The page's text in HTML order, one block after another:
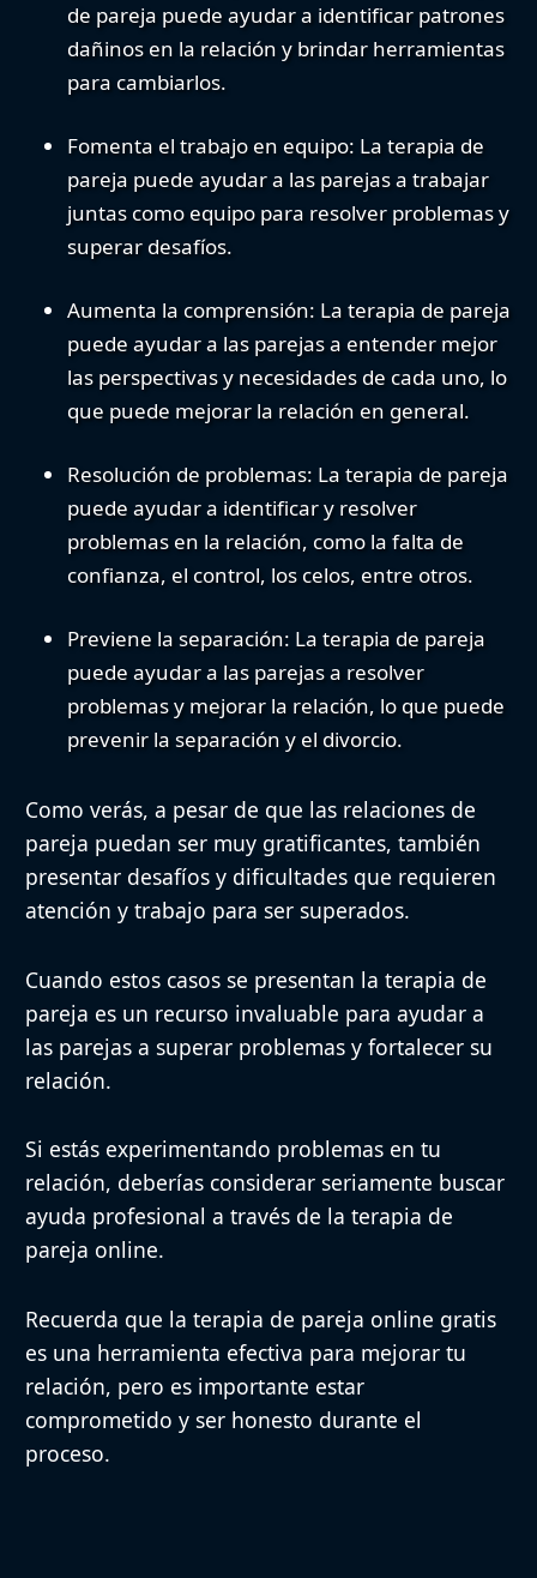
de pareja puede ayudar a identificar patrones
dañinos en la relación y brindar herramientas
para cambiarlos.
Fomenta el trabajo en equipo: La terapia de
pareja puede ayudar a las parejas a trabajar
juntas como equipo para resolver problemas y
superar desafíos.
Aumenta la comprensión: La terapia de pareja
puede ayudar a las parejas a entender mejor
las perspectivas y necesidades de cada uno, lo
que puede mejorar la relación en general.
Resolución de problemas: La terapia de pareja
puede ayudar a identificar y resolver
problemas en la relación, como la falta de
confianza, el control, los celos, entre otros.
Previene la separación: La terapia de pareja
puede ayudar a las parejas a resolver
problemas y mejorar la relación, lo que puede
prevenir la separación y el divorcio.
Como verás, a pesar de que las relaciones de
pareja puedan ser muy gratificantes, también
presentar desafíos y dificultades que requieren
atención y trabajo para ser superados.
Cuando estos casos se presentan la terapia de
pareja es un recurso invaluable para ayudar a
las parejas a superar problemas y fortalecer su
relación.
Si estás experimentando problemas en tu
relación, deberías considerar seriamente buscar
ayuda profesional a través de la terapia de
pareja online.
Recuerda que la terapia de pareja online gratis
es una herramienta efectiva para mejorar tu
relación, pero es importante estar
comprometido y ser honesto durante el
proceso.